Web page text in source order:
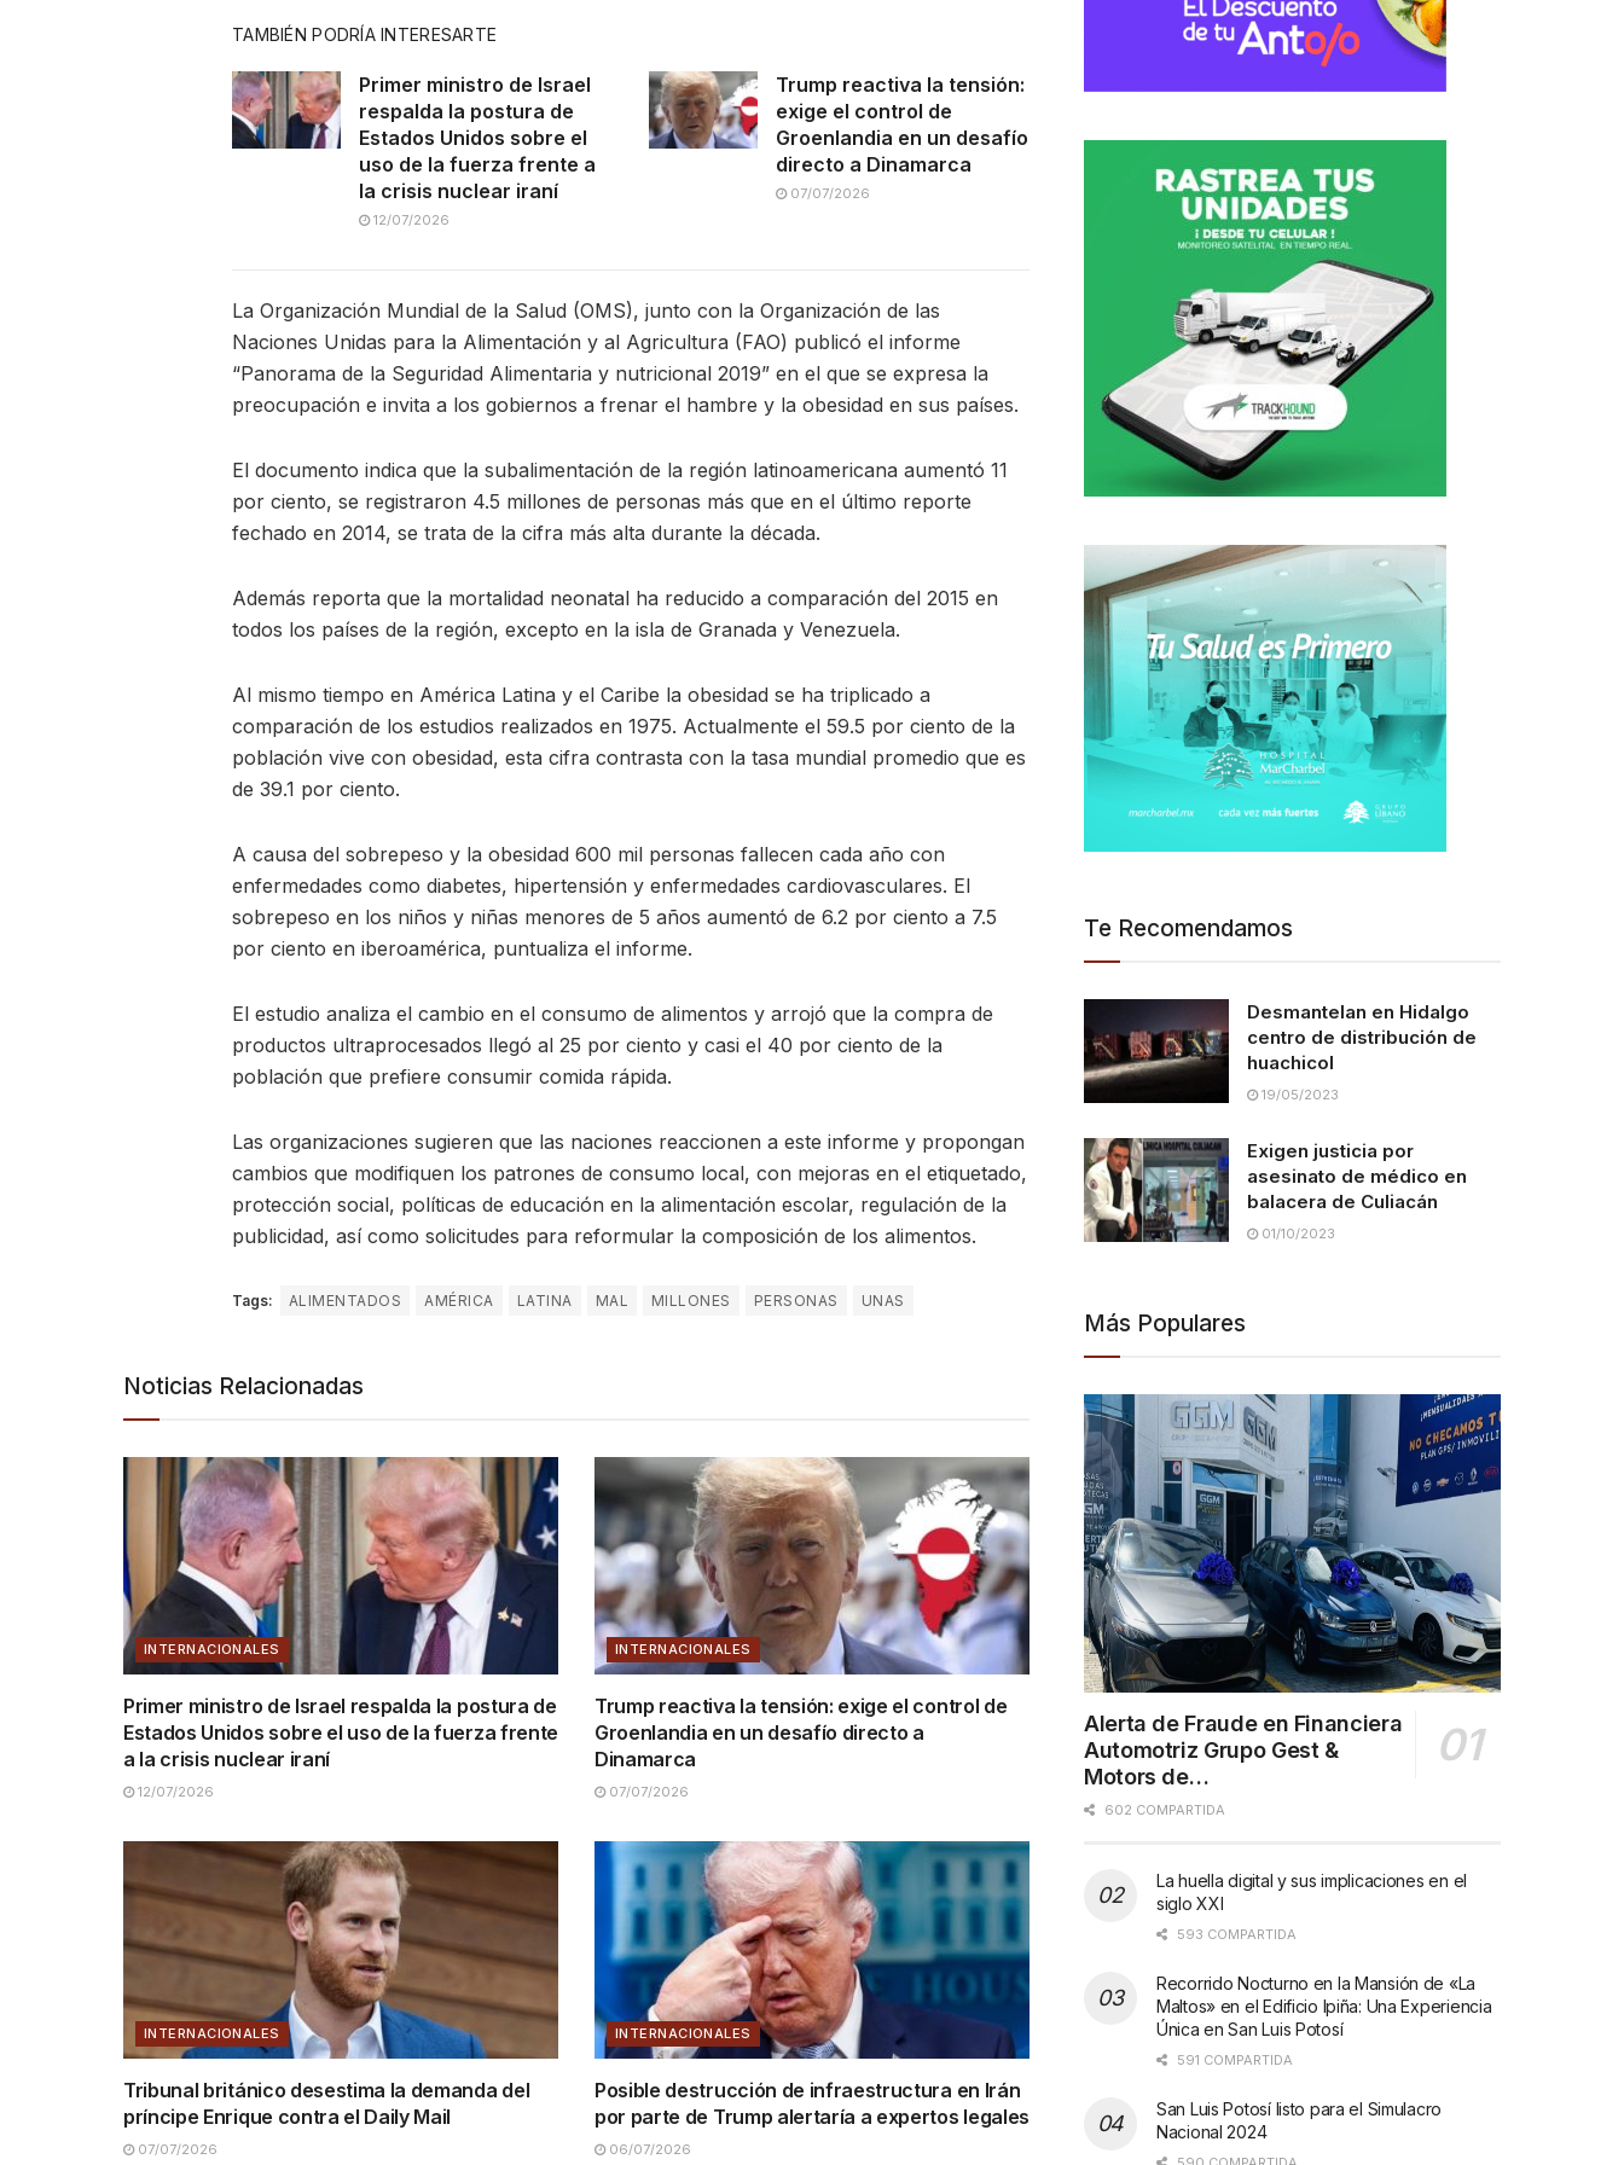
TAMBIÉN PODRÍA INTERESARTE
Primer ministro de Israel
respalda la postura de
Estados Unidos sobre el
uso de la fuerza frente a
la crisis nuclear iraní
12/07/2026
Trump reactiva la tensión:
exige el control de
Groenlandia en un desafío
directo a Dinamarca
07/07/2026
La Organización Mundial de la Salud (OMS), junto con la Organización de las
Naciones Unidas para la Alimentación y al Agricultura (FAO) publicó el informe
“Panorama de la Seguridad Alimentaria y nutricional 2019” en el que se expresa la
preocupación e invita a los gobiernos a frenar el hambre y la obesidad en sus países.
El documento indica que la subalimentación de la región latinoamericana aumentó 11
por ciento, se registraron 4.5 millones de personas más que en el último reporte
fechado en 2014, se trata de la cifra más alta durante la década.
Además reporta que la mortalidad neonatal ha reducido a comparación del 2015 en
todos los países de la región, excepto en la isla de Granada y Venezuela.
Al mismo tiempo en América Latina y el Caribe la obesidad se ha triplicado a
comparación de los estudios realizados en 1975. Actualmente el 59.5 por ciento de la
población vive con obesidad, esta cifra contrasta con la tasa mundial promedio que es
de 39.1 por ciento.
A causa del sobrepeso y la obesidad 600 mil personas fallecen cada año con
enfermedades como diabetes, hipertensión y enfermedades cardiovasculares. El
sobrepeso en los niños y niñas menores de 5 años aumentó de 6.2 por ciento a 7.5
por ciento en iberoamérica, puntualiza el informe.
El estudio analiza el cambio en el consumo de alimentos y arrojó que la compra de
productos ultraprocesados llegó al 25 por ciento y casi el 40 por ciento de la
población que prefiere consumir comida rápida.
Las organizaciones sugieren que las naciones reaccionen a este informe y propongan
cambios que modifiquen los patrones de consumo local, con mejoras en el etiquetado,
protección social, políticas de educación en la alimentación escolar, regulación de la
publicidad, así como solicitudes para reformular la composición de los alimentos.
Tags: ALIMENTADOS AMÉRICA LATINA MAL MILLONES PERSONAS UNAS
Noticias Relacionadas
INTERNACIONALES
Primer ministro de Israel respalda la postura de
Estados Unidos sobre el uso de la fuerza frente
a la crisis nuclear iraní
12/07/2026
INTERNACIONALES
Trump reactiva la tensión: exige el control de
Groenlandia en un desafío directo a
Dinamarca
07/07/2026
INTERNACIONALES
Tribunal británico desestima la demanda del
príncipe Enrique contra el Daily Mail
07/07/2026
INTERNACIONALES
Posible destrucción de infraestructura en Irán
por parte de Trump alertaría a expertos legales
06/07/2026
Te Recomendamos
Desmantelan en Hidalgo
centro de distribución de
huachicol
19/05/2023
Exigen justicia por
asesinato de médico en
balacera de Culiacán
01/10/2023
Más Populares
Alerta de Fraude en Financiera
Automotriz Grupo Gest &
Motors de…
602 COMPARTIDA
La huella digital y sus implicaciones en el
siglo XXI
593 COMPARTIDA
Recorrido Nocturno en la Mansión de «La
Maltos» en el Edificio Ipiña: Una Experiencia
Única en San Luis Potosí
591 COMPARTIDA
San Luis Potosí listo para el Simulacro
Nacional 2024